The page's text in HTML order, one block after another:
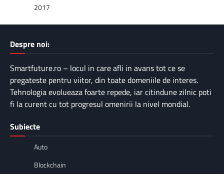
2017
Despre noi:
Smartfuture.ro – locul in care afli in avans tot ce se
pregateste pentru viitor, din toate domeniile de interes.
Tehnologia evolueaza foarte repede, iar citindune zilnic poti
fi la curent cu tot progresul omenirii la nivel mondial.
Subiecte
Auto
Blockchain